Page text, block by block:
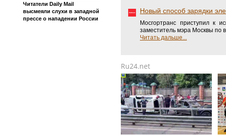
Читатели Daily Mail
высмеяли слухи в западной
прессе о нападении России
Новый способ зарядки
Мосгортранс приступил к
заместитель мэра Москвы по
Читать дальше...
Ru24.net